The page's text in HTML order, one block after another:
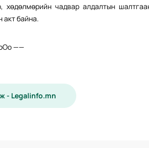
хөдөлмөрийн чадвар алдалтын
акт байна.
——
- Legalinfo.mn